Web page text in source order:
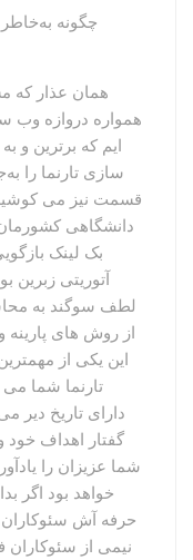
چگونه
همان عذار که
همواره دروازه وب
ایم که برترین و
سازی تارنما را
قسمت نیز می
دانشگاهی
بک لینک
آتوریتی زبرین
لطف سوگند به
از روش های
این یکی از
تارنما شما
دارای تاریخ دیر
گفتار اهداف
شما عزیزان را
خواهد بود اگر
حرفه آش
نیمی از